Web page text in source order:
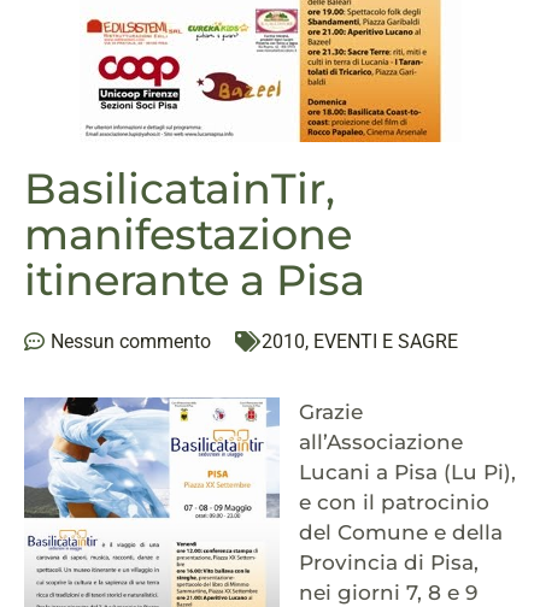
BasilicatainTir,
manifestazione
itinerante a Pisa
Nessun commento 2010, EVENTI E SAGRE
Grazie
all’Associazione
Lucani a Pisa (Lu Pi),
e con il patrocinio
del Comune e della
Provincia di Pisa,
nei giorni 7, 8 e 9